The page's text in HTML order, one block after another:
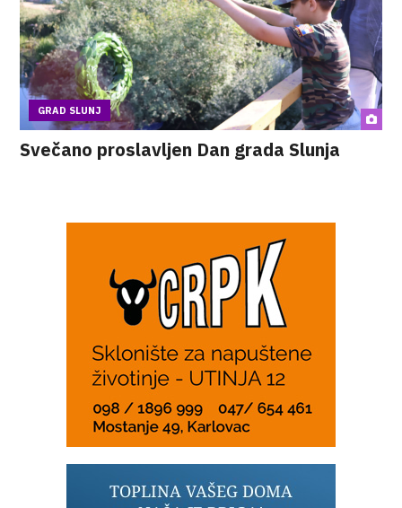
GRAD SLUNJ
Svečano proslavljen Dan grada Slunja